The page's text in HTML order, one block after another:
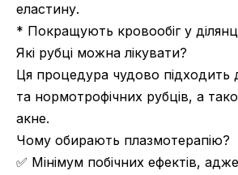
еластину.
* Покращують кровообіг у
Які рубці можна лікувати?
Ця процедура чудово підходить
та нормотрофічних рубців, а
акне.
Чому обирають плазмотерапію?
✅ Мінімум побічних ефектів, адже